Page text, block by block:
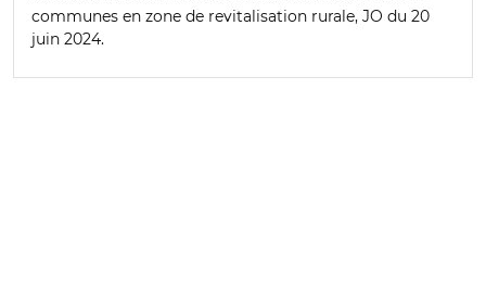
communes en zone de revitalisation rurale, JO du 20
juin 2024.